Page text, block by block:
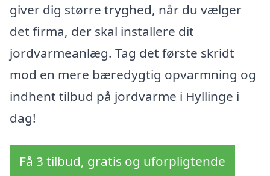
giver dig større tryghed, når du vælger
det firma, der skal installere dit
jordvarmeanlæg. Tag det første skridt
mod en mere bæredygtig opvarmning og
indhent tilbud på jordvarme i Hyllinge i
dag!
Få 3 tilbud, gratis og uforpligtende